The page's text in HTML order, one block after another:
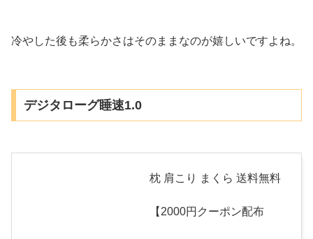
冷やした後も柔らかさはそのままなのが嬉しいですよね。
デジタローグ睡速1.0
枕 肩こり まくら 送料無料
【2000円クーポン配布